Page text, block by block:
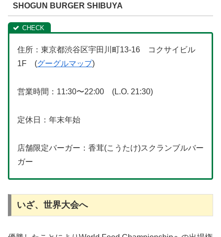
SHOGUN BURGER SHIBUYA
住所：東京都渋谷区宇田川町13-16 コクサイビル
1F (グーグルマップ)
営業時間：11:30〜22:00 (L.O. 21:30)
定休日：年末年始
店舗限定バーガー：香茸(こうたけ)スクランブルバー
ガー
いざ、世界大会へ